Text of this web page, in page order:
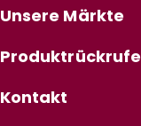
Unsere Märkte
Produktrückrufe
Kontakt